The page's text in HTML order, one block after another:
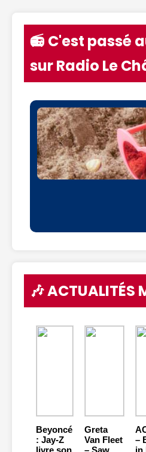
📻 C'est passé
sur Radio Le
🎶 ACTUALITÉS
Beyoncé
: Jay-Z
livre son
Greta
Van Fleet
– Saw
–
in